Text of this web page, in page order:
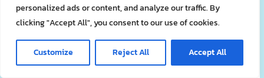
personalized ads or content, and analyze our traffic. By
clicking "Accept All", you consent to our use of cookies.
Customize Reject All Accept All